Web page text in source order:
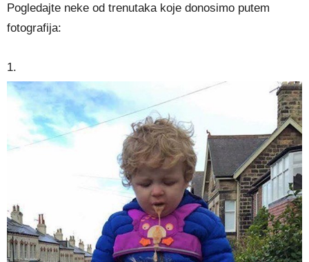
Pogledajte neke od trenutaka koje donosimo putem
fotografija:
1.